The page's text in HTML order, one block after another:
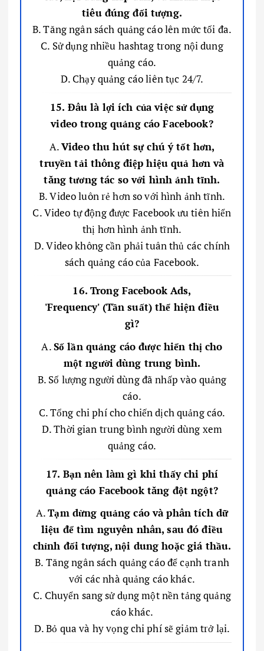
tiêu đúng đối tượng.
B. Tăng ngân sách quảng cáo lên mức tối đa.
C. Sử dụng nhiều hashtag trong nội dung
quảng cáo.
D. Chạy quảng cáo liên tục 24/7.
15. Đâu là lợi ích của việc sử dụng
video trong quảng cáo Facebook?
A.Video thu hút sự chú ý tốt hơn,
truyền tải thông điệp hiệu quả hơn và
tăng tương tác so với hình ảnh tĩnh.
B. Video luôn rẻ hơn so với hình ảnh tĩnh.
C. Video tự động được Facebook ưu tiên hiển
thị hơn hình ảnh tĩnh.
D. Video không cần phải tuân thủ các chính
sách quảng cáo của Facebook.
16. Trong Facebook Ads,
'Frequency' (Tần suất) thể hiện điều
gì?
A.Số lần quảng cáo được hiển thị cho
một người dùng trung bình.
B. Số lượng người dùng đã nhấp vào quảng
cáo.
C. Tổng chi phí cho chiến dịch quảng cáo.
D. Thời gian trung bình người dùng xem
quảng cáo.
17. Bạn nên làm gì khi thấy chi phí
quảng cáo Facebook tăng đột ngột?
A.Tạm dừng quảng cáo và phân tích dữ
liệu để tìm nguyên nhân, sau đó điều
chỉnh đối tượng, nội dung hoặc giá thầu.
B. Tăng ngân sách quảng cáo để cạnh tranh
với các nhà quảng cáo khác.
C. Chuyển sang sử dụng một nền tảng quảng
cáo khác.
D. Bỏ qua và hy vọng chi phí sẽ giảm trở lại.